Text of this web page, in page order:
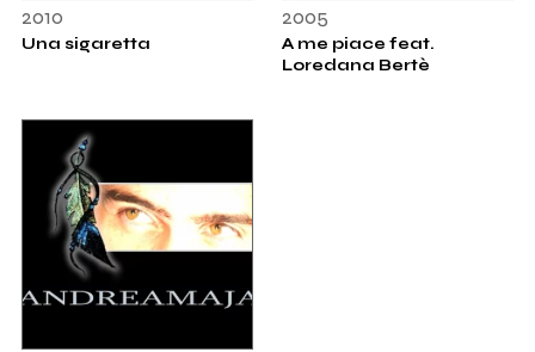
2010
Una sigaretta
2005
A me piace feat.
Loredana Bertè